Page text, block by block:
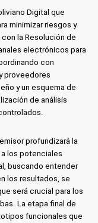
Digital que
minimizar riesgos y
la Resolución de
electrónicos para
con
proveedores
y un esquema de
de análisis
profundizará la
los potenciales
buscando entender
los resultados, se
será crucial para los
La etapa final de
funcionales que